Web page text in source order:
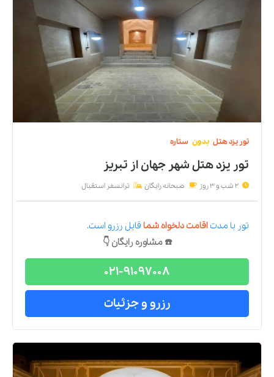
تور یزدهتل بدون ستاره
تور یزد هتل شهر جهاناز تبریز
2 شب و 3 روز صبحانه رایگان ترانسفر استقبال
تور با مدتاقامت دلخواه شما قابل رزرو است.
☎️ مشاوره رایگان 👇
021-91097008
رزرو و جزئیات